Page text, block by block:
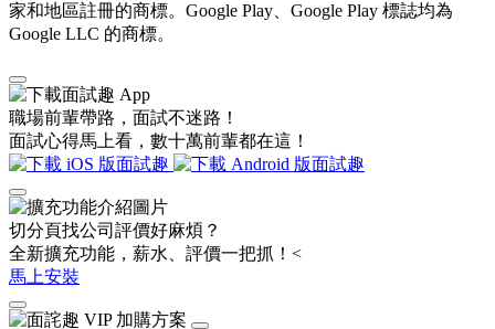
家和地區註冊的商標。Google Play、Google Play 標誌均為
Google LLC 的商標。
職場前輩帶路，面試不迷路！
面試心得馬上看，數十萬前輩都在這！
切分頁找公司評價好麻煩？
全新擴充功能，薪水、評價一把抓！<
馬上安裝